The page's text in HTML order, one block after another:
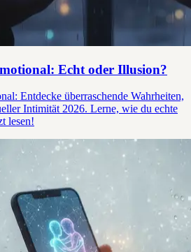
Echt oder Illusion?
Entdecke überraschende Wahrheiten,
Intimität 2026. Lerne, wie du echte
lesen!